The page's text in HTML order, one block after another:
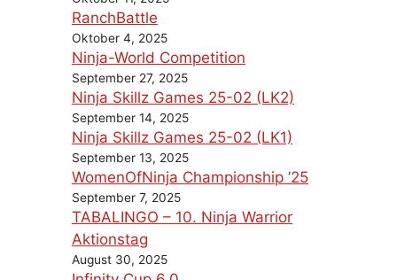
RanchBattle
Oktober 4, 2025
Ninja-World Competition
September 27, 2025
Ninja Skillz Games 25-02 (LK2)
September 14, 2025
Ninja Skillz Games 25-02 (LK1)
September 13, 2025
WomenOfNinja Championship ’25
September 7, 2025
TABALINGO – 10. Ninja Warrior
Aktionstag
August 30, 2025